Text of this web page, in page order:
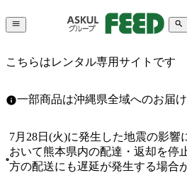
こちらはレンタル専用サイトです
一部商品は沖縄県全域へのお届
7月28日(火)に発生した地震の影響
おいて熊本県内の配達・返却を停
方の配送にも遅延が発生する場合